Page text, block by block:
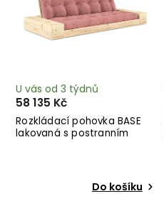
Rozkládací pohovka BASE
lakovaná s postranním
U vás od 3 týdnů
58 135 Kč
Do košíku